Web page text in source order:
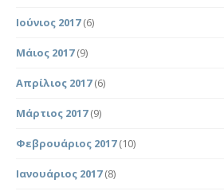
Ιούνιος 2017(6)
Μάιος 2017(9)
Απρίλιος 2017(6)
Μάρτιος 2017(9)
Φεβρουάριος 2017(10)
Ιανουάριος 2017(8)